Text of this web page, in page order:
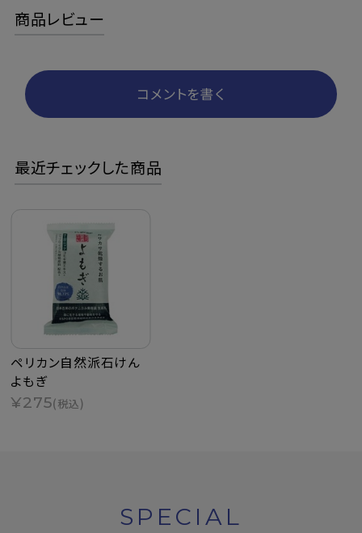
商品レビュー
コメントを書く
最近チェックした商品
ペリカン自然派石けん
よもぎ
¥275(税込)
SPECIAL